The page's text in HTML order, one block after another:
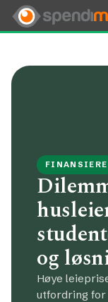
FINANSIERE
og
Høye
utfordring for